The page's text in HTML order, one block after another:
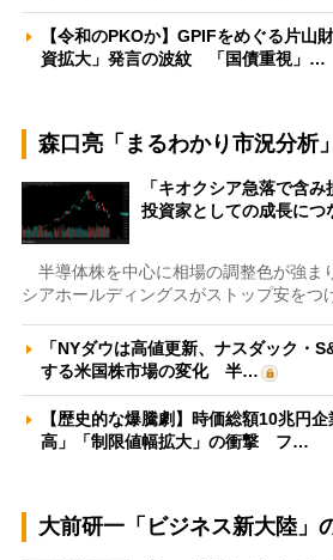
【令和のPKOか】GPIFをめぐる片山
資拡大」発言の波紋 「国債重視」…
森口亮「まるわかり市況分析」
「キオクシア急落で含
投資家としての成長に
半導体株を中心に相場の調整色が強ま
シアホールディングスがストップ安をつ
「NYダウは高値更新、ナスダック・
する米国株市場の変化 半…
【歴史的な爆騰劇】時価総額10兆円
高」「制限値幅拡大」の衝撃 フ…
大前研一「ビジネス新大陸」